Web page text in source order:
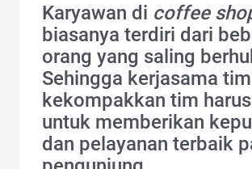
Karyawan di coffee
biasanya terdiri dari
orang yang saling
Sehingga kerjasama
kekompakkan tim
untuk memberikan
dan pelayanan terbaik